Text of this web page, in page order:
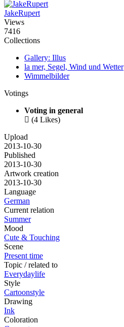
JakeRupert
Views
7416
Collections
Gallery: Illus
la mer, Segel, Wind und Wetter
Wimmelbilder
Votings
Voting in general
 (4 Likes)
Upload
2013-10-30
Published
2013-10-30
Artwork creation
2013-10-30
Language
German
Current relation
Summer
Mood
Cute & Touching
Scene
Present time
Topic / related to
Everydaylife
Style
Cartoonstyle
Drawing
Ink
Coloration